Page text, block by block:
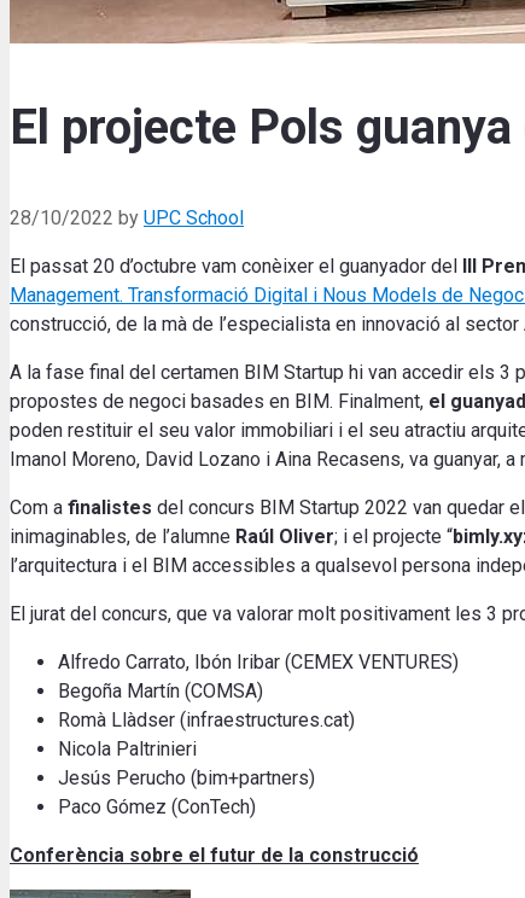
El projecte Pols
28/10/2022 by UPC School
El passat 20 d’octubre vam conèixer el guanyador del III
Management. Transformació Digital i Nous Models de
construcció, de la mà de l’especialista en innovació al sector
A la fase final del certamen BIM Startup hi van accedir els
propostes de negoci basades en BIM. Finalment, el
poden restituir el seu valor immobiliari i el seu atractiu
Imanol Moreno, David Lozano i Aina Recasens, va guanyar,
Com a finalistes del concurs BIM Startup 2022 van quedar
inimaginables, de l’alumne Raúl Oliver; i el projecte “
l’arquitectura i el BIM accessibles a qualsevol persona
El jurat del concurs, que va valorar molt positivament les 3
Alfredo Carrato, Ibón Iribar (CEMEX VENTURES)
Begoña Martín (COMSA)
Romà Llàdser (infraestructures.cat)
Nicola Paltrinieri
Jesús Perucho (bim+partners)
Paco Gómez (ConTech)
Conferència sobre el futur de la construcció